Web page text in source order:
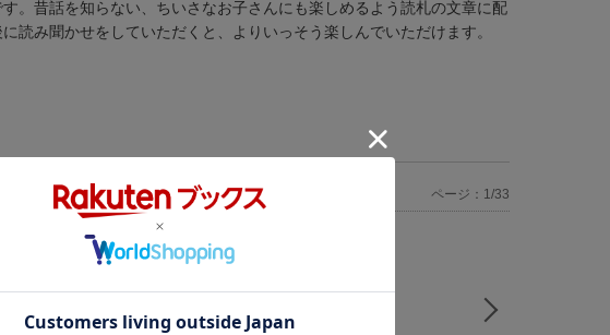
。昔話を知らない、ちいさなお子さんにも楽しめるよう読札の文章に配
読み聞かせをしていただくと、よりいっそう楽しんでいただけます。
ページ：1/33